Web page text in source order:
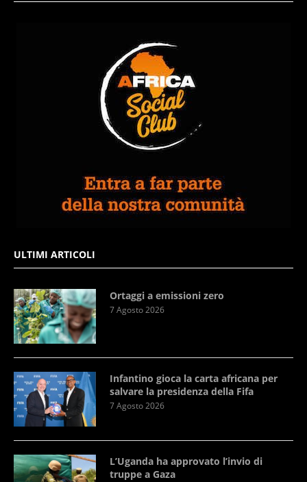
ULTIMI ARTICOLI
Ortaggi a emissioni zero
7 Agosto 2026
Infantino gioca la carta africana per
salvare la presidenza della Fifa
7 Agosto 2026
L’Uganda ha approvato l’invio di
truppe a Gaza